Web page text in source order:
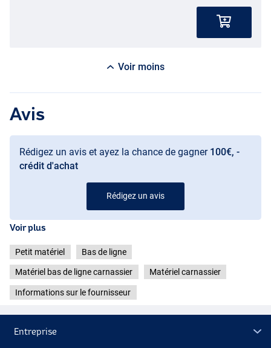
Voir moins
Avis
Rédigez un avis et ayez la chance de gagner 100€, -
crédit d'achat
Rédigez un avis
Voir plus
Petit matériel Bas de ligne
Matériel bas de ligne carnassier Matériel carnassier
Informations sur le fournisseur
Entreprise